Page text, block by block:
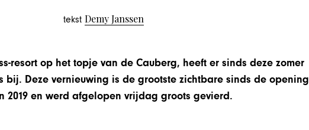
tekstDemy Janssen
resort op het topje van de Cauberg, heeft er sinds deze zomer
bij. Deze vernieuwing is de grootste zichtbare sinds de opening
2019 en werd afgelopen vrijdag groots gevierd.